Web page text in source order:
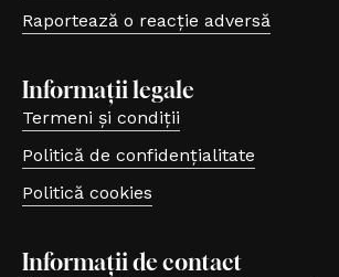
Raportează o reacție adversă
(se deschide într-o filă nouă, link
Informații legale
Termeni și condiții
Politică de confidențialitate
Politică cookies
Informații de contact